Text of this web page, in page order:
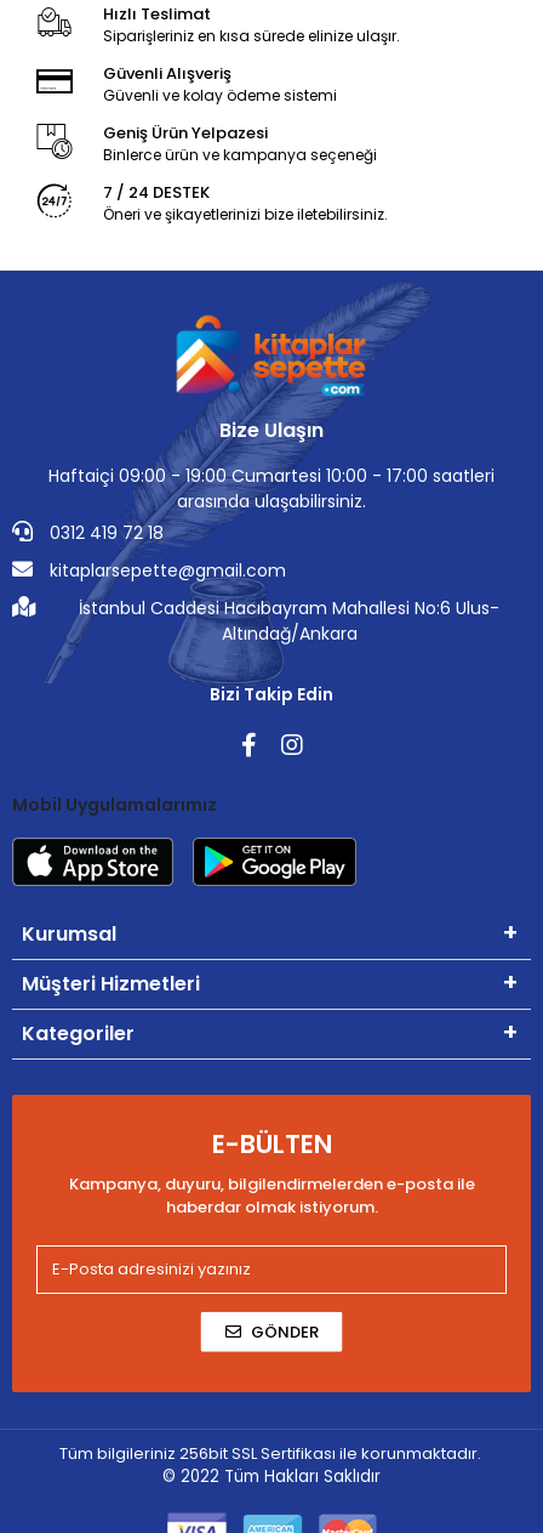
Hızlı Teslimat
Siparişleriniz en kısa sürede elinize ulaşır.
Güvenli Alışveriş
Güvenli ve kolay ödeme sistemi
Geniş Ürün Yelpazesi
Binlerce ürün ve kampanya seçeneği
7 / 24 DESTEK
Öneri ve şikayetlerinizi bize iletebilirsiniz.
Bize Ulaşın
Haftaiçi 09:00 - 19:00 Cumartesi 10:00 - 17:00 saatleri
arasında ulaşabilirsiniz.
0312 419 72 18
kitaplarsepette@gmail.com
İstanbul Caddesi Hacıbayram Mahallesi No:6 Ulus-
Altındağ/Ankara
Bizi Takip Edin
Mobil Uygulamalarımız
Kurumsal
Müşteri Hizmetleri
Kategoriler
E-BÜLTEN
Kampanya, duyuru, bilgilendirmelerden e-posta ile
haberdar olmak istiyorum.
GÖNDER
Tüm bilgileriniz 256bit SSL Sertifikası ile korunmaktadır.
© 2022 Tüm Hakları Saklıdır